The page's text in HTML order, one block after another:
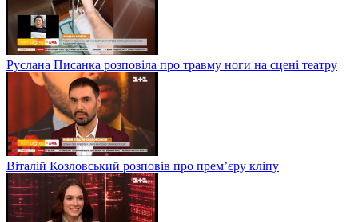
Руслана Писанка розповіла про травму ноги на сцені театру
Віталій Козловський розповів про прем’єру кліпу